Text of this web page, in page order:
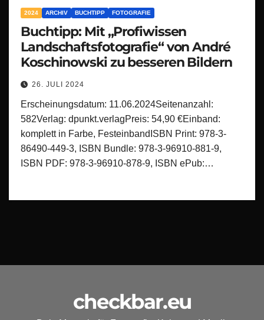
2024 ARCHIV BUCHTIPP FOTOGRAFIE
Buchtipp: Mit „Profiwissen
Landschaftsfotografie“ von André
Koschinowski zu besseren Bildern
26. JULI 2024
Erscheinungsdatum: 11.06.2024Seitenanzahl:
582Verlag: dpunkt.verlagPreis: 54,90 €Einband:
komplett in Farbe, FesteinbandISBN Print: 978-3-
86490-449-3, ISBN Bundle: 978-3-96910-881-9,
ISBN PDF: 978-3-96910-878-9, ISBN ePub:…
checkbar.eu